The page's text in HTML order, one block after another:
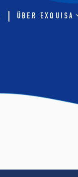
ÜBER EXQUISA